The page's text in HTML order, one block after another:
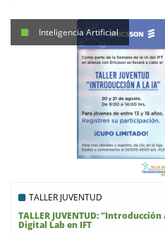
Inteligencia Artificial
TALLER JUVENTUD
TALLER JUVENTUD:
Digital Lab en IFT